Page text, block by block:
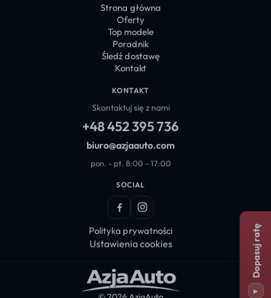
Dopasuj ratę
▸
Strona główna
Oferty
Top modele
Poradnik
Śledź dostawę
Kontakt
KONTAKT
Skontaktuj się z nami
+48 452 395 736
biuro@azjaauto.com
pon. - pt. 8:00 - 17:00
SOCIAL
FacebookInstagram
Polityka prywatności
Ustawienia cookies